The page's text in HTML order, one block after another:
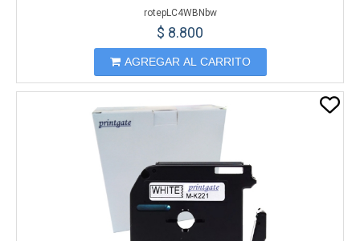
rotepLC4WBNbw
$ 8.800
AGREGAR AL CARRITO